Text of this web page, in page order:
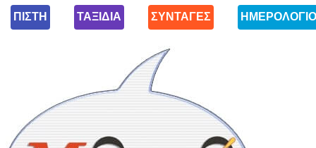
ΠΙΣΤΗ ΤΑΞΙΔΙΑ ΣΥΝΤΑΓΕΣ ΗΜΕΡΟΛΟΓΙΟ